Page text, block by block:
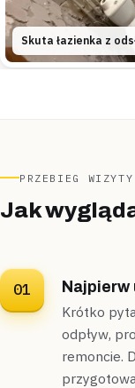
Wymienione
Kobyłka blok
„W segmencie
zalewało szafkę.”
Zakręciliśmy zawór,
śrubunek —awaria
Naprawione
Skuta łazienka z
PRZEBIEG WIZYTY
Jak
01
Najpierw
Krótko
odpływ,
remoncie.